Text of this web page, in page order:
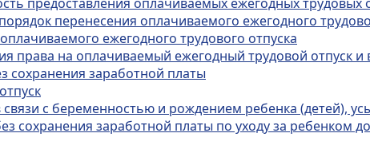
перенесения оплачиваемого ежегодного
ежегодного трудового отпуска
права на оплачиваемый ежегодный трудовой отпуск
сохранения заработной платы
связи с беременностью и рождением ребенка (детей),
сохранения заработной платы по уходу за ребенком